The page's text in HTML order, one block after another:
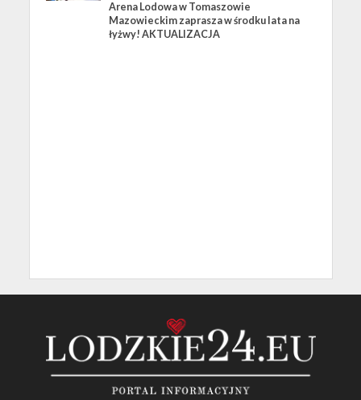
Arena Lodowa w Tomaszowie
Mazowieckim zaprasza w środku lata na
łyżwy! AKTUALIZACJA